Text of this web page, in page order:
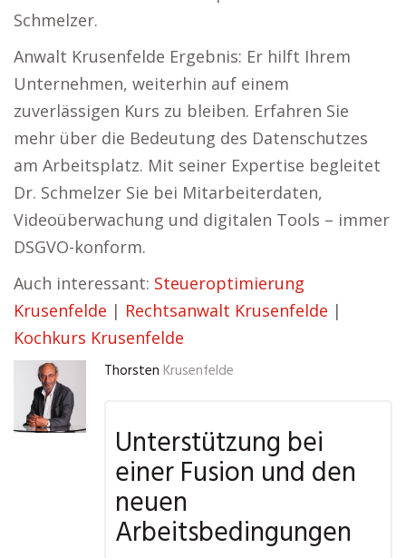
Schmelzer.
Anwalt Krusenfelde Ergebnis: Er hilft Ihrem
Unternehmen, weiterhin auf einem
zuverlässigen Kurs zu bleiben. Erfahren Sie
mehr über die Bedeutung des Datenschutzes
am Arbeitsplatz. Mit seiner Expertise begleitet
Dr. Schmelzer Sie bei Mitarbeiterdaten,
Videoüberwachung und digitalen Tools – immer
DSGVO-konform.
Auch interessant: Steueroptimierung
Krusenfelde | Rechtsanwalt Krusenfelde |
Kochkurs Krusenfelde
Thorsten Krusenfelde
Unterstützung bei
einer Fusion und den
neuen
Arbeitsbedingungen